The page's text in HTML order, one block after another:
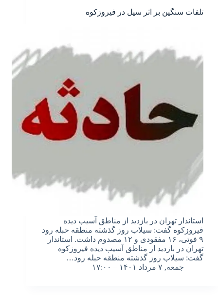
تلفات سنگین بر اثر سیل در فیروزکوه
استاندار تهران در بازدید از مناطق آسیب دیده
فیروزکوه گفت: سیلاب روز گذشته منطقه حبله رود
۹ فوتی، ۱۶ مفقودی و ۱۲ مصدوم داشت. استاندار
تهران در بازدید از مناطق آسیب دیده فیروزکوه
گفت: سیلاب روز گذشته منطقه حبله رود…
جمعه, ۷ مرداد ۱۴۰۱ – ۱۷:۰۰